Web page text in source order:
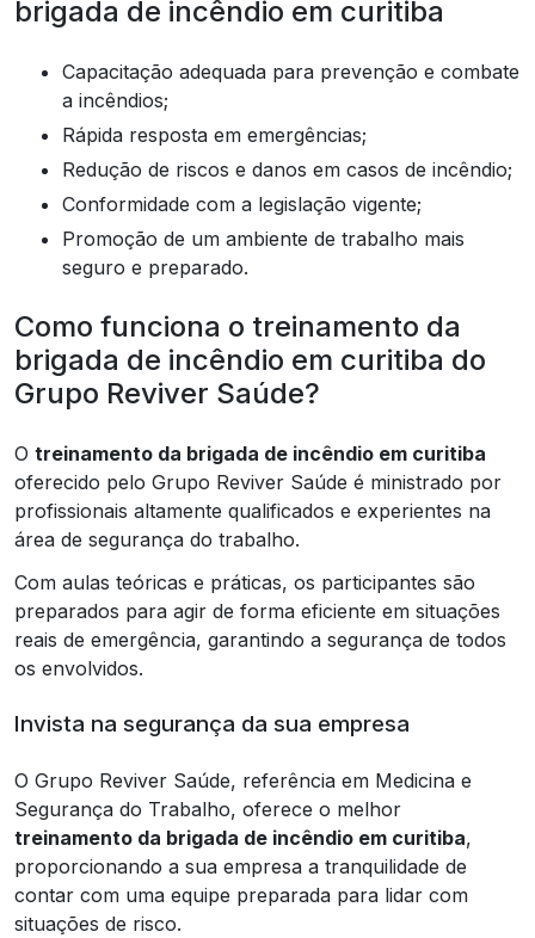
brigada de incêndio em curitiba
Capacitação adequada para prevenção e combate
a incêndios;
Rápida resposta em emergências;
Redução de riscos e danos em casos de incêndio;
Conformidade com a legislação vigente;
Promoção de um ambiente de trabalho mais
seguro e preparado.
Como funciona o treinamento da
brigada de incêndio em curitiba do
Grupo Reviver Saúde?
O treinamento da brigada de incêndio em curitiba
oferecido pelo Grupo Reviver Saúde é ministrado por
profissionais altamente qualificados e experientes na
área de segurança do trabalho.
Com aulas teóricas e práticas, os participantes são
preparados para agir de forma eficiente em situações
reais de emergência, garantindo a segurança de todos
os envolvidos.
Invista na segurança da sua empresa
O Grupo Reviver Saúde, referência em Medicina e
Segurança do Trabalho, oferece o melhor
treinamento da brigada de incêndio em curitiba,
proporcionando a sua empresa a tranquilidade de
contar com uma equipe preparada para lidar com
situações de risco.